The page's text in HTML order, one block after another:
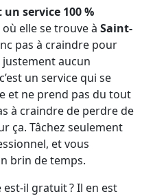
un service 100 %
elle se trouve à Saint-
pas à craindre pour
justement aucun
un service qui se
et ne prend pas du tout
à craindre de perdre de
ça. Tâchez seulement
et vous
brin de temps.
est-il gratuit ? Il en est